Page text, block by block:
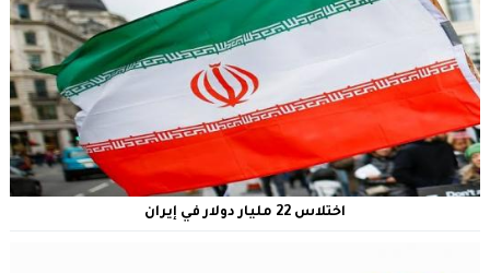
اختلاس 22 مليار دولار في إيران